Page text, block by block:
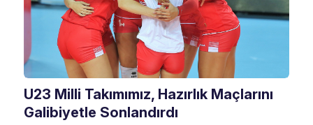
U23 Milli Takımımız, Hazırlık Maçlarını
Galibiyetle Sonlandırdı